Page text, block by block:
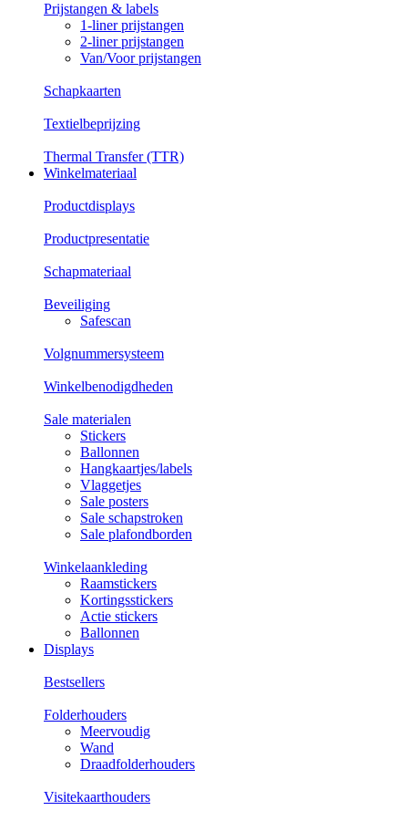
Prijstangen & labels
1-liner prijstangen
2-liner prijstangen
Van/Voor prijstangen
Schapkaarten
Textielbeprijzing
Thermal Transfer (TTR)
Winkelmateriaal
Productdisplays
Productpresentatie
Schapmateriaal
Beveiliging
Safescan
Volgnummersysteem
Winkelbenodigdheden
Sale materialen
Stickers
Ballonnen
Hangkaartjes/labels
Vlaggetjes
Sale posters
Sale schapstroken
Sale plafondborden
Winkelaankleding
Raamstickers
Kortingsstickers
Actie stickers
Ballonnen
Displays
Bestsellers
Folderhouders
Meervoudig
Wand
Draadfolderhouders
Visitekaarthouders